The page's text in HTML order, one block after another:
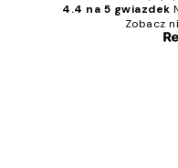
4.4 na 5 gwiazdek
Zobacz